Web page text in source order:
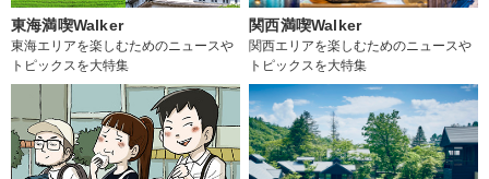
東海満喫Walker
東海エリアを楽しむためのニュースや
トピックスを大特集
関西満喫Walker
関西エリアを楽しむためのニュースや
トピックスを大特集